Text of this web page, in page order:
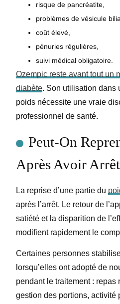
risque de pancréatite,
problèmes de vésicule
coût élevé,
pénuries régulières,
suivi médical obligatoire.
Ozempic reste avant tout un
diabète. Son utilisation dans
poids nécessite une vraie
professionnel de santé.
Peut-On
Après Avoir
La reprise d’une partie du
après l’arrêt. Le retour de
satiété et la disparition de
modifient rapidement le
Certaines personnes
lorsqu’elles ont adopté de
pendant le traitement : repas
gestion des portions, activité